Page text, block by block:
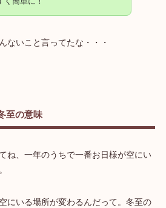
ないこと言ってたな・・・
至の意味
ね、一年のうちで一番お日様が空にい
にいる場所が変わるんだって。冬至の